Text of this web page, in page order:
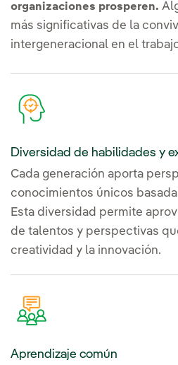
organizaciones prosperen.
más significativas de la
intergeneracional en el
Diversidad de habilidades y
Cada generación aporta
conocimientos únicos
Esta diversidad permite
de talentos y perspectivas
creatividad y la innovación.
Aprendizaje común